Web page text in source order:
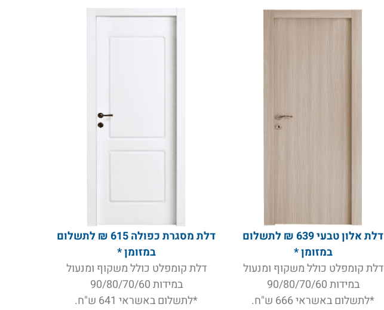
דלת אלון טבעי 639 ₪ לתשלום
במזומן *
דלת קומפלט כולל משקוף ומנעול
במידות 90/80/70/60
*לתשלום באשראי 666 ש"ח.
דלת מסגרת כפולה 615 ₪ לתשלום
במזומן *
דלת קומפלט כולל משקוף ומנעול
במידות 90/80/70/60
*לתשלום באשראי 641 ש"ח.